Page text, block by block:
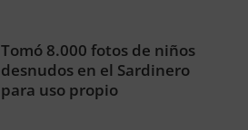
Tomó 8.000 fotos de niños
desnudos en el Sardinero
para uso propio